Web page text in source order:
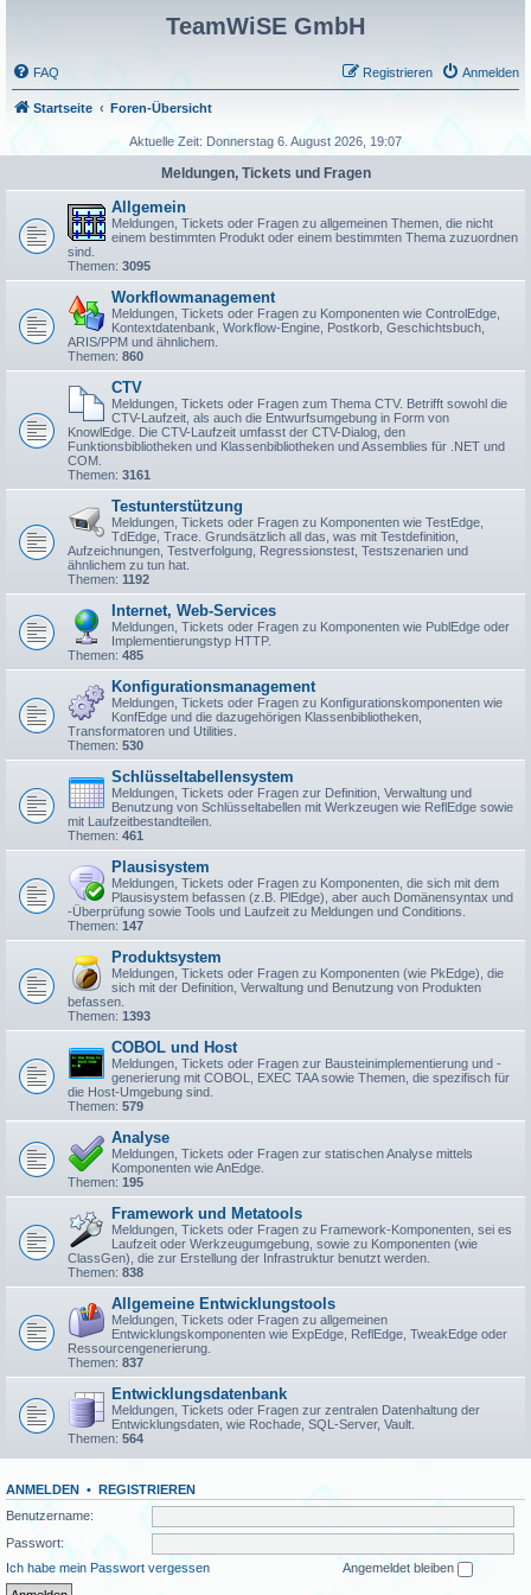
TeamWiSE GmbH
FAQ Anmelden
Registrieren
Startseite Foren-Übersicht
Aktuelle Zeit: Donnerstag 6. August 2026, 19:07
Meldungen, Tickets und Fragen
Allgemein
Meldungen, Tickets oder Fragen zu allgemeinen Themen, die nicht
einem bestimmten Produkt oder einem bestimmten Thema zuzuordnen
sind.
Themen: 3095
Workflowmanagement
Meldungen, Tickets oder Fragen zu Komponenten wie ControlEdge,
Kontextdatenbank, Workflow-Engine, Postkorb, Geschichtsbuch,
ARIS/PPM und ähnlichem.
Themen: 860
CTV
Meldungen, Tickets oder Fragen zum Thema CTV. Betrifft sowohl die
CTV-Laufzeit, als auch die Entwurfsumgebung in Form von
KnowlEdge. Die CTV-Laufzeit umfasst der CTV-Dialog, den
Funktionsbibliotheken und Klassenbibliotheken und Assemblies für .NET und
COM.
Themen: 3161
Testunterstützung
Meldungen, Tickets oder Fragen zu Komponenten wie TestEdge,
TdEdge, Trace. Grundsätzlich all das, was mit Testdefinition,
Aufzeichnungen, Testverfolgung, Regressionstest, Testszenarien und
ähnlichem zu tun hat.
Themen: 1192
Internet, Web-Services
Meldungen, Tickets oder Fragen zu Komponenten wie PublEdge oder
Implementierungstyp HTTP.
Themen: 485
Konfigurationsmanagement
Meldungen, Tickets oder Fragen zu Konfigurationskomponenten wie
KonfEdge und die dazugehörigen Klassenbibliotheken,
Transformatoren und Utilities.
Themen: 530
Schlüsseltabellensystem
Meldungen, Tickets oder Fragen zur Definition, Verwaltung und
Benutzung von Schlüsseltabellen mit Werkzeugen wie ReflEdge sowie
mit Laufzeitbestandteilen.
Themen: 461
Plausisystem
Meldungen, Tickets oder Fragen zu Komponenten, die sich mit dem
Plausisystem befassen (z.B. PlEdge), aber auch Domänensyntax und
-Überprüfung sowie Tools und Laufzeit zu Meldungen und Conditions.
Themen: 147
Produktsystem
Meldungen, Tickets oder Fragen zu Komponenten (wie PkEdge), die
sich mit der Definition, Verwaltung und Benutzung von Produkten
befassen.
Themen: 1393
COBOL und Host
Meldungen, Tickets oder Fragen zur Bausteinimplementierung und -
generierung mit COBOL, EXEC TAA sowie Themen, die spezifisch für
die Host-Umgebung sind.
Themen: 579
Analyse
Meldungen, Tickets oder Fragen zur statischen Analyse mittels
Komponenten wie AnEdge.
Themen: 195
Framework und Metatools
Meldungen, Tickets oder Fragen zu Framework-Komponenten, sei es
Laufzeit oder Werkzeugumgebung, sowie zu Komponenten (wie
ClassGen), die zur Erstellung der Infrastruktur benutzt werden.
Themen: 838
Allgemeine Entwicklungstools
Meldungen, Tickets oder Fragen zu allgemeinen
Entwicklungskomponenten wie ExpEdge, ReflEdge, TweakEdge oder
Ressourcengenerierung.
Themen: 837
Entwicklungsdatenbank
Meldungen, Tickets oder Fragen zur zentralen Datenhaltung der
Entwicklungsdaten, wie Rochade, SQL-Server, Vault.
Themen: 564
ANMELDEN • REGISTRIEREN
Benutzername:
Passwort:
Ich habe mein Passwort vergessen
Angemeldet bleiben